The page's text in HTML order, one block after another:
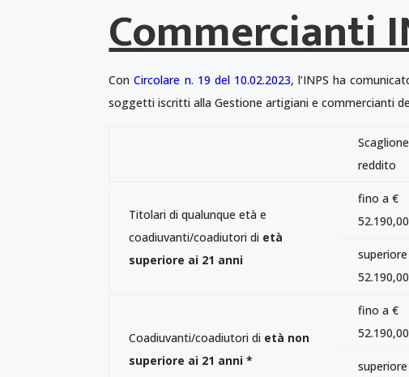
Commercianti
ConCircolare n. 19 del 10.02.2023, l’INPS ha
soggetti iscritti alla Gestione artigiani e commercianti
reddito
Titolari di qualunque età e
coadiuvanti/coadiutori di età
superiore ai 21 anni
fino a €
52.190,00
52.190,00
Coadiuvanti/coadiutori di età non
superiore ai 21 anni *
fino a €
52.190,00